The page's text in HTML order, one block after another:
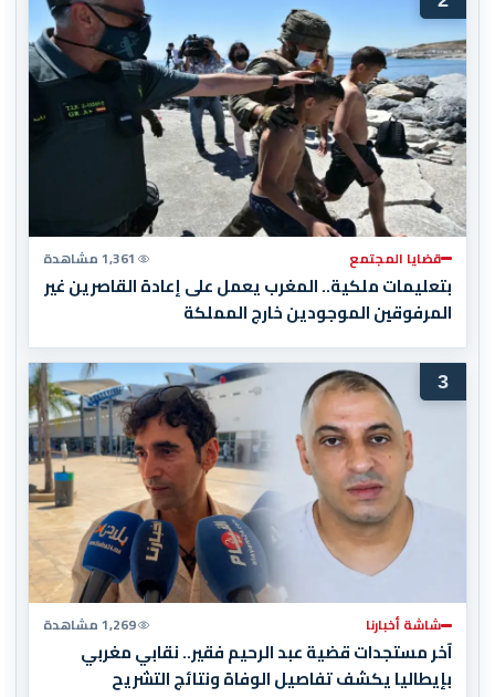
قضايا المجتمع 1,361 مشاهدة
بتعليمات ملكية.. المغرب يعمل على إعادة القاصرين غير
المرفوقين الموجودين خارج المملكة
3
شاشة أخبارنا 1,269 مشاهدة
آخر مستجدات قضية عبد الرحيم فقير.. نقابي مغربي
بإيطاليا يكشف تفاصيل الوفاة ونتائج التشريح